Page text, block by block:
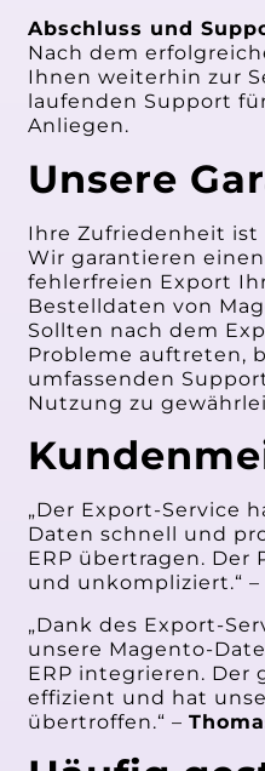
Abschluss und
Nach dem
Ihnen weiterhin zur
laufenden Support
Anliegen.
Unsere
Ihre Zufriedenheit ist
Wir garantieren
fehlerfreien Export
Bestelldaten von
Sollten nach dem
Probleme auftreten,
umfassenden
Nutzung zu
„Der Export-Service
Daten schnell und
ERP übertragen. Der
und unkompliziert.“ –
„Dank des Export-
unsere Magento-
ERP integrieren. Der
effizient und hat
übertroffen.“ –